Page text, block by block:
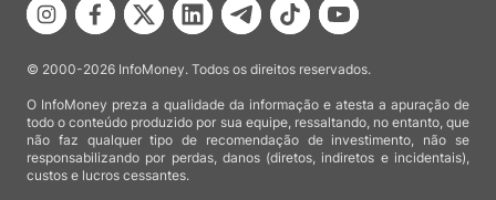
© 2000-2026 InfoMoney. Todos os direitos reservados.
O InfoMoney preza a qualidade da informação e atesta a apuração de
todo o conteúdo produzido por sua equipe, ressaltando, no entanto, que
não faz qualquer tipo de recomendação de investimento, não se
responsabilizando por perdas, danos (diretos, indiretos e incidentais),
custos e lucros cessantes.